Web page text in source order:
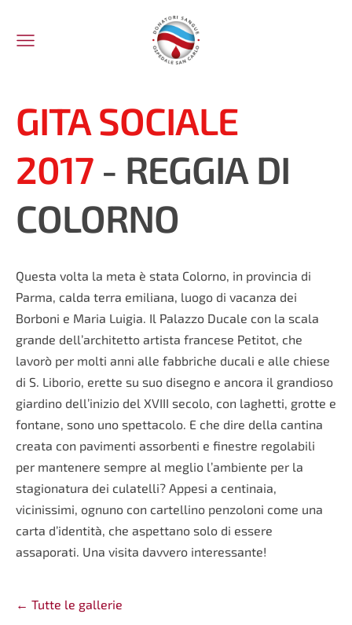
GITA SOCIALE
2017 - REGGIA DI
COLORNO
Questa volta la meta è stata Colorno, in provincia di
Parma, calda terra emiliana, luogo di vacanza dei
Borboni e Maria Luigia. Il Palazzo Ducale con la scala
grande dell’architetto artista francese Petitot, che
lavorò per molti anni alle fabbriche ducali e alle chiese
di S. Liborio, erette su suo disegno e ancora il grandioso
giardino dell’inizio del XVIII secolo, con laghetti, grotte e
fontane, sono uno spettacolo. E che dire della cantina
creata con pavimenti assorbenti e finestre regolabili
per mantenere sempre al meglio l’ambiente per la
stagionatura dei culatelli? Appesi a centinaia,
vicinissimi, ognuno con cartellino penzoloni come una
carta d’identità, che aspettano solo di essere
assaporati. Una visita davvero interessante!
Tutte le gallerie